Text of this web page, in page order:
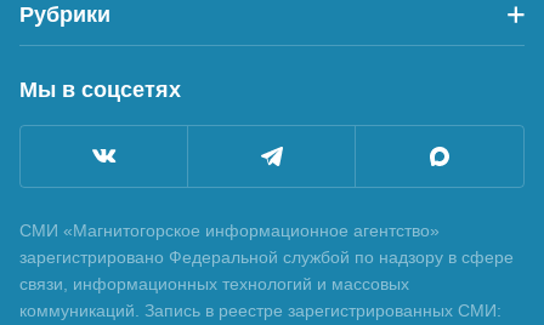
Рубрики
Мы в соцсетях
СМИ «Магнитогорское информационное агентство»
зарегистрировано Федеральной службой по надзору в сфере
связи, информационных технологий и массовых
коммуникаций. Запись в реестре зарегистрированных СМИ: